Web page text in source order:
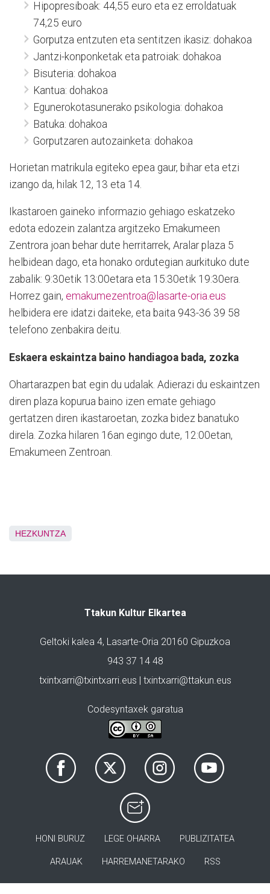
Hipopresiboak: 44,55 euro eta ez erroldatuak
74,25 euro
Gorputza entzuten eta sentitzen ikasiz: dohakoa
Jantzi-konponketak eta patroiak: dohakoa
Bisuteria: dohakoa
Kantua: dohakoa
Egunerokotasunerako psikologia: dohakoa
Batuka: dohakoa
Gorputzaren autozainketa: dohakoa
Horietan matrikula egiteko epea gaur, bihar eta etzi
izango da, hilak 12, 13 eta 14.
Ikastaroen gaineko informazio gehiago eskatzeko
edota edozein zalantza argitzeko Emakumeen
Zentrora joan behar dute herritarrek, Aralar plaza 5
helbidean dago, eta honako ordutegian aurkituko dute
zabalik: 9:30etik 13:00etara eta 15:30etik 19:30era.
Horrez gain, emakumezentroa@lasarte-oria.eus
helbidera ere idatzi daiteke, eta baita 943-36 39 58
telefono zenbakira deitu.
Eskaera eskaintza baino handiagoa bada, zozka
Ohartarazpen bat egin du udalak. Adierazi du eskaintzen
diren plaza kopurua baino izen emate gehiago
gertatzen diren ikastaroetan, zozka bidez banatuko
direla. Zozka hilaren 16an egingo dute, 12:00etan,
Emakumeen Zentroan.
HEZKUNTZA
Ttakun Kultur Elkartea
Geltoki kalea 4, Lasarte-Oria 20160 Gipuzkoa
943 37 14 48
txintxarri@txintxarri.eus | txintxarri@ttakun.eus
Codesyntaxek garatua
HONI BURUZ LEGE OHARRA PUBLIZITATEA
ARAUAK HARREMANETARAKO RSS